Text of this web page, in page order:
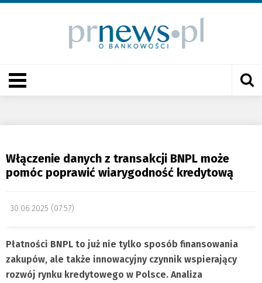
Włączenie danych z transakcji BNPL może
pomóc poprawić wiarygodność kredytową
30.06.2025 (07:57)
Płatności BNPL to już nie tylko sposób finansowania
zakupów, ale także innowacyjny czynnik wspierający
rozwój rynku kredytowego w Polsce. Analiza